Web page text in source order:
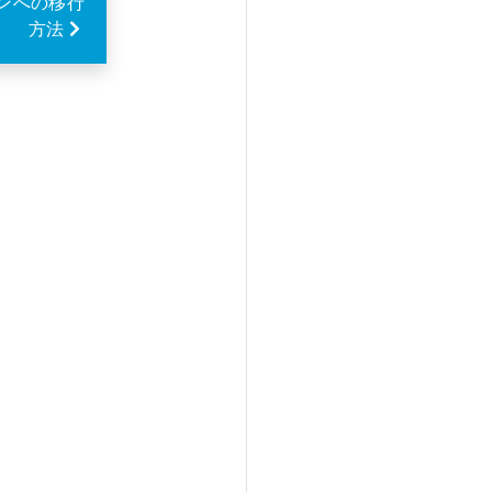
方法